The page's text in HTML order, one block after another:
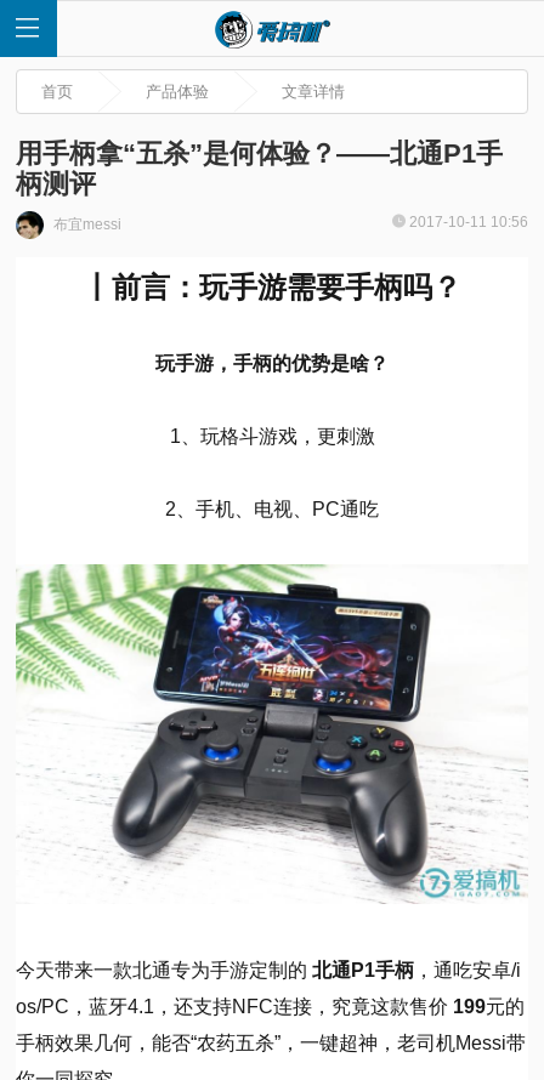
首
视
频
普
体
题
首页 产品体验 文章详情
用手柄拿“五杀”是何体验？——北通P1手
柄测评
布宜messi 2017-10-11 10:56
丨前言：玩手游需要手柄吗？
玩手游，手柄的优势是啥？
1、玩格斗游戏，更刺激
2、手机、电视、PC通吃
今天带来一款北通专为手游定制的北通P1手柄 ，通吃安卓/i
os/PC，蓝牙4.1，还支持NFC连接 ，究竟这款售价 199元的
手柄效果几何，能否“农药五杀”，一键超神，老司机Messi带